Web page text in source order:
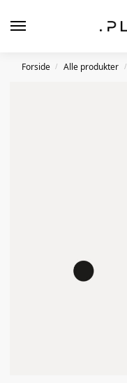
Forside / Alle produkter /